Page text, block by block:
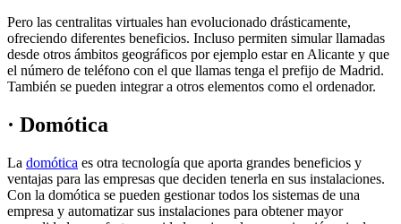
Pero las centralitas virtuales han evolucionado drásticamente,
ofreciendo diferentes beneficios. Incluso permiten simular llamadas
desde otros ámbitos geográficos por ejemplo estar en Alicante y que
el número de teléfono con el que llamas tenga el prefijo de Madrid.
También se pueden integrar a otros elementos como el ordenador.
· Domótica
La domótica es otra tecnología que aporta grandes beneficios y
ventajas para las empresas que deciden tenerla en sus instalaciones.
Con la domótica se pueden gestionar todos los sistemas de una
empresa y automatizar sus instalaciones para obtener mayor